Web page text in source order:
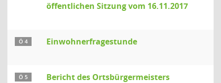
öffentlichen Sitzung vom 16.11.2017
Ö 4 Einwohnerfragestunde
Ö 5
Bericht des Ortsbürgermeisters